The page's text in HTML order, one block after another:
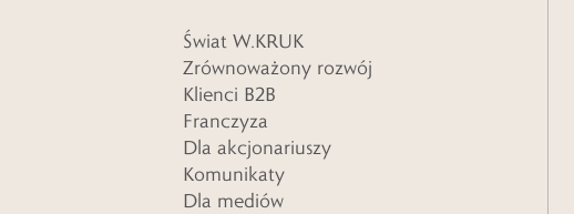
Świat W.KRUK
Zrównoważony rozwój
Klienci B2B
Franczyza
Dla akcjonariuszy
Komunikaty
Dla mediów